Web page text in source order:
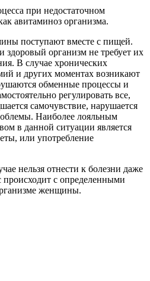
при недостаточном
авитаминоз организма.
поступают вместе с пищей.
организм не требует их
В случае хронических
и других моментах возникают
обменные процессы и
регулировать все,
самочувствие, нарушается
Наиболее лояльным
в данной ситуации является
или употребление
нельзя отнести к болезни даже
происходит с определенными
женщины.